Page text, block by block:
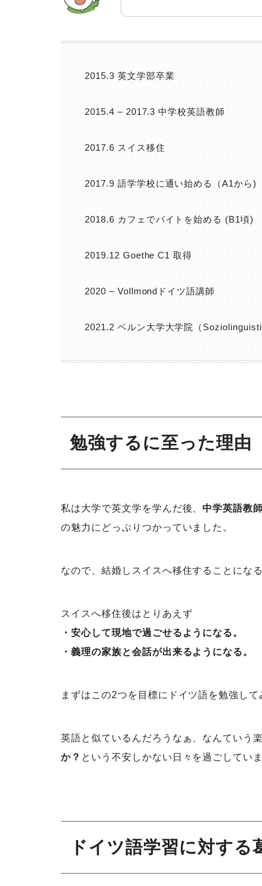
2015.3 英文学部卒業
2015.4 – 2017.3 中学校英語教師
2017.6 スイス移住
2017.9 語学学校に通い始める（A1から)
2018.6 カフェでバイトを始める (B1頃)
2019.12 Goethe C1 取得
2020 – Vollmondドイツ語講師
2021.2 ベルン大学大学院（
勉強するに至った理由
私は大学で英文学を学んだ後、中学英語教師
の魅力にどっぷりつかっていました。
なので、結婚しスイスへ移住することにな
スイスへ移住後はとりあえず
・安心して現地で過ごせるようになる。
・義理の家族と会話が出来るようになる。
まずはこの2つを目標にドイツ語を勉強し
英語と似ているんだろうなぁ、なんていう
か？ という不安しかない日々を過ごしていま
ドイツ語学習に対する